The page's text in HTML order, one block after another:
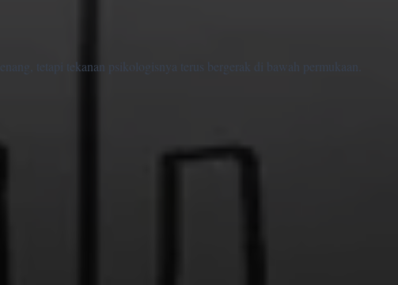
tetapi tekanan psikologisnya terus bergerak di bawah permukaan.